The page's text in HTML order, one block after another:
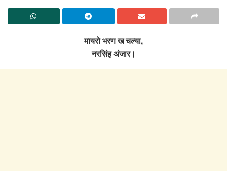
मायरो भरण ख चल्या,
नरसिंह अंजार।